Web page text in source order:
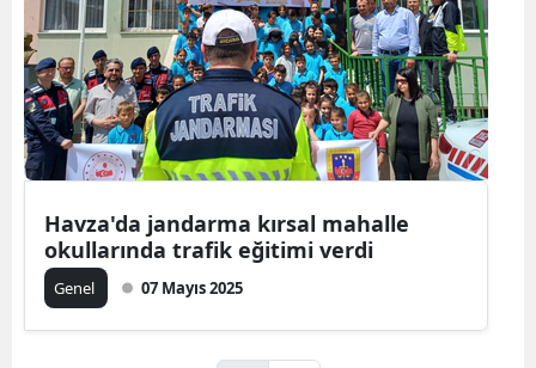
Havza'da jandarma kırsal mahalle
okullarında trafik eğitimi verdi
Genel 07 Mayıs 2025